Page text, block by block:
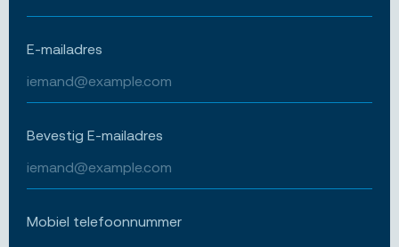
E-mailadres
Bevestig E-mailadres
Mobiel telefoonnummer